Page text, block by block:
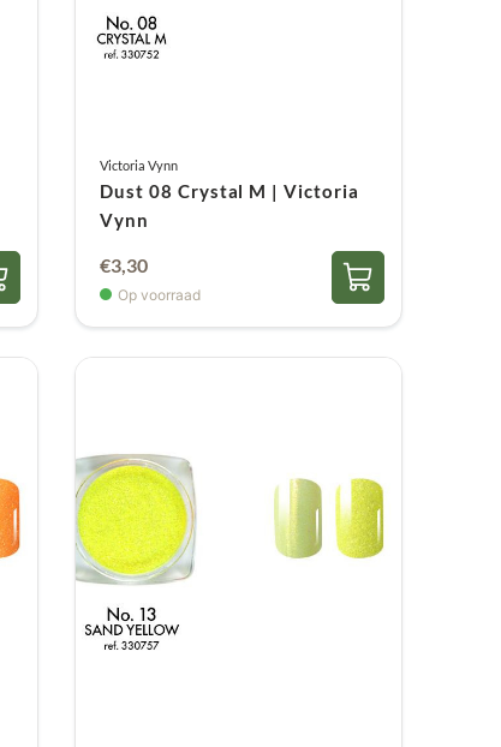
Victoria Vynn
Dust 08 Crystal M | Victoria
Vynn
€3,30
Op voorraad